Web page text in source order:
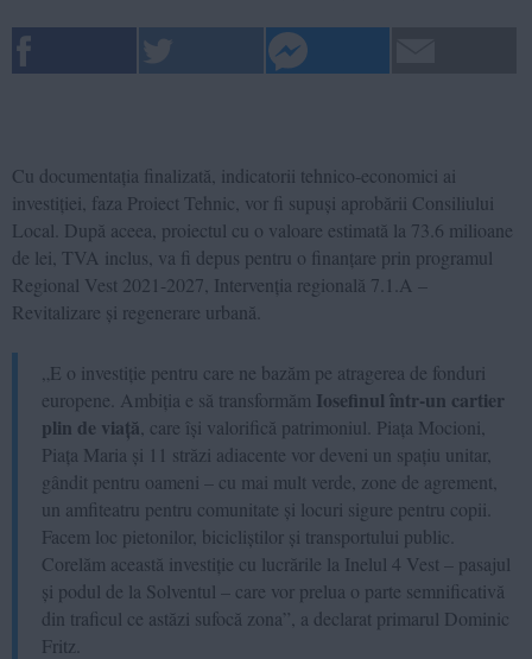
Cu documentația finalizată, indicatorii tehnico-economici ai
investiției, faza Proiect Tehnic, vor fi supuși aprobării Consiliului
Local. După aceea, proiectul cu o valoare estimată la 73.6 milioane
de lei, TVA inclus, va fi depus pentru o finanțare prin programul
Regional Vest 2021-2027, Intervenția regională 7.1.A –
Revitalizare și regenerare urbană.
„E o investiție pentru care ne bazăm pe atragerea de fonduri
europene. Ambiția e să transformăm Iosefinul într-un cartier
plin de viață , care își valorifică patrimoniul. Piața Mocioni,
Piața Maria și 11 străzi adiacente vor deveni un spațiu unitar,
gândit pentru oameni – cu mai mult verde, zone de agrement,
un amfiteatru pentru comunitate și locuri sigure pentru copii.
Facem loc pietonilor, bicicliștilor și transportului public.
Corelăm această investiție cu lucrările la Inelul 4 Vest – pasajul
și podul de la Solventul – care vor prelua o parte semnificativă
din traficul ce astăzi sufocă zona”, a declarat primarul Dominic
Fritz.